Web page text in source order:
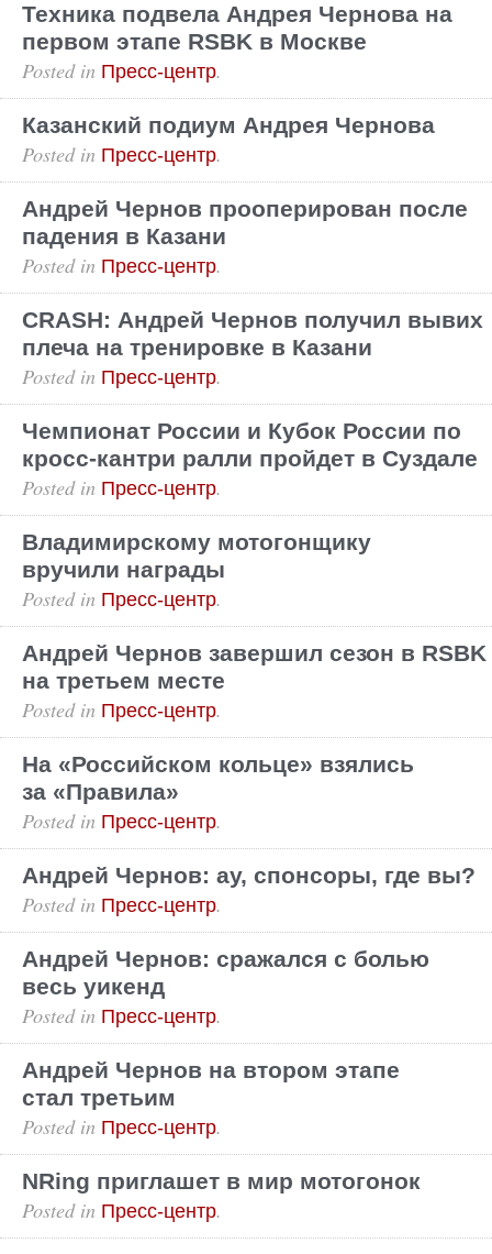
Техника подвела Андрея Чернова на
первом этапе RSBK в Москве
Posted in Пресс-центр.
Казанский подиум Андрея Чернова
Posted in Пресс-центр.
Андрей Чернов прооперирован после
падения в Казани
Posted in Пресс-центр.
CRASH: Андрей Чернов получил вывих
плеча на тренировке в Казани
Posted in Пресс-центр.
Чемпионат России и Кубок России по
кросс-кантри ралли пройдет в Суздале
Posted in Пресс-центр.
Владимирскому мотогонщику
вручили награды
Posted in Пресс-центр.
Андрей Чернов завершил сезон в RSBK
на третьем месте
Posted in Пресс-центр.
На «Российском кольце» взялись
за «Правила»
Posted in Пресс-центр.
Андрей Чернов: ау, спонсоры, где вы?
Posted in Пресс-центр.
Андрей Чернов: сражался с болью
весь уикенд
Posted in Пресс-центр.
Андрей Чернов на втором этапе
стал третьим
Posted in Пресс-центр.
NRing приглашет в мир мотогонок
Posted in Пресс-центр.